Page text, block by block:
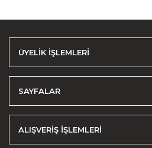
ÜYELİK İŞLEMLERİ
SAYFALAR
ALIŞVERİŞ İŞLEMLERİ